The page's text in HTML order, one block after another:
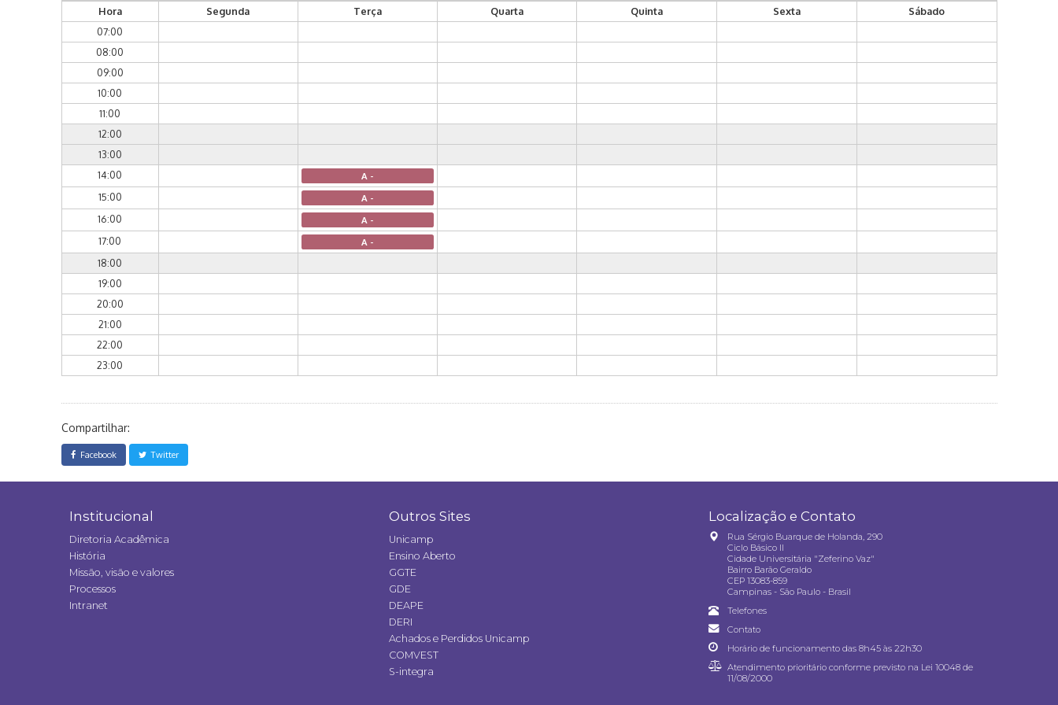
Hora Segunda Terça Quarta Quinta Sexta
Sábado
07:00
08:00
09:00
10:00
11:00
12:00
13:00
14:00
A -
15:00 A -
16:00 A -
17:00 A -
18:00
19:00
20:00
21:00
22:00
23:00
Compartilhar:
Facebook Twitter
Institucional
Diretoria Acadêmica
História
Missão, visão e valores
Processos
Intranet
Outros Sites
Unicamp
Ensino Aberto
GGTE
GDE
DEAPE
DERI
Achados e Perdidos Unicamp
COMVEST
S-integra
Localização e Contato
Rua Sérgio Buarque de Holanda, 290
Ciclo Básico II
Cidade Universitária "Zeferino Vaz"
Bairro Barão Geraldo
CEP 13083-859
Campinas - São Paulo - Brasil
Telefones
Contato
Horário de funcionamento das 8h45 às 22h30
Atendimento prioritário conforme previsto na Lei 10048 de
11/08/2000